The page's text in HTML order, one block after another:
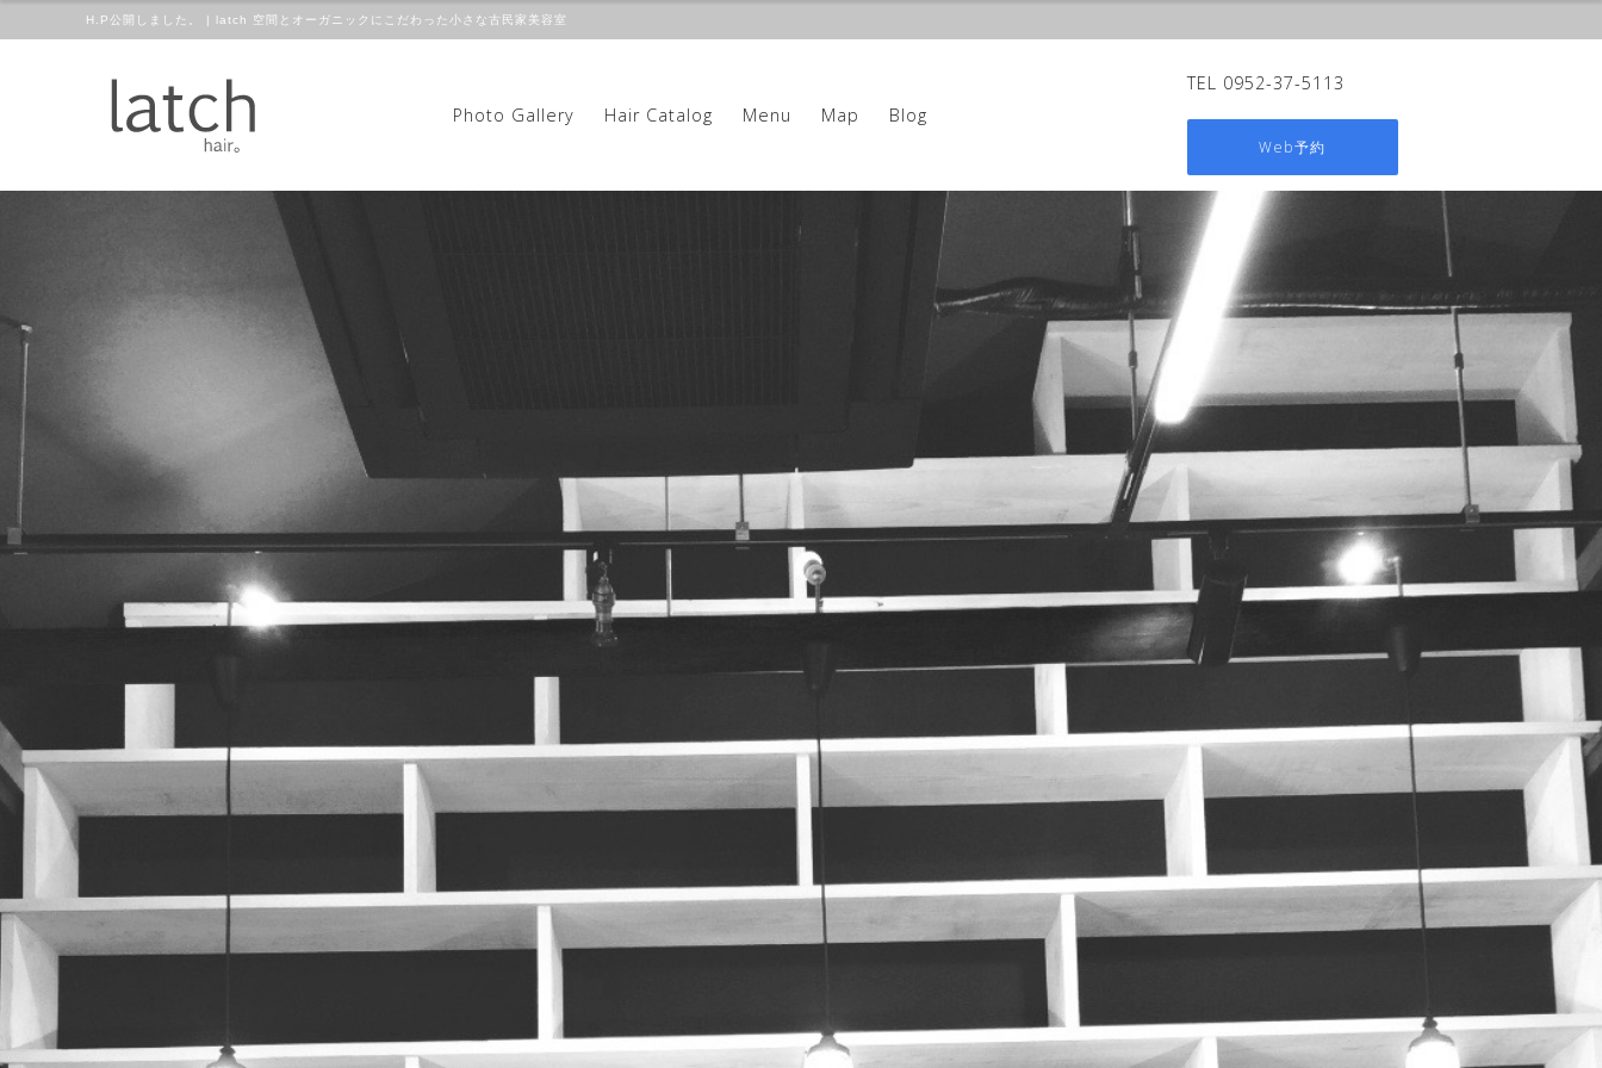
H.P公開しました。 | latch 空間とオーガニックにこだわった小さな古民家美容室
Photo Gallery Hair Catalog Menu Map Blog
TEL 0952-37-5113
Web予約